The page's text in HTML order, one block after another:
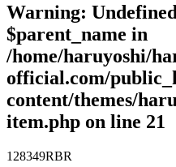
Warning:
$parent_name in
/home/haruyoshi/
official.com/
content/themes/
item.php on line 21
128349RBR